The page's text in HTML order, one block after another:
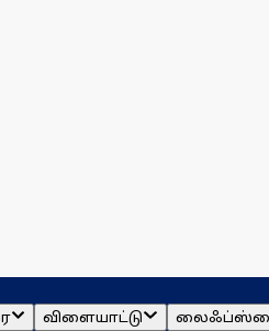
விளையாட்டு